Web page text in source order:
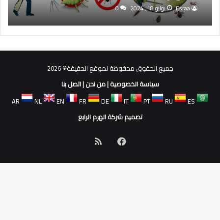
Esraa يوليو 18, 2024 0
جميع الحقوق محفوظة لموقع الحقيقة© 2026
سياسة الخصوصية|من نحن|اتصل بنا
AR
NL EN FR DE IT PT RU
ES
تصميم شركة الهرم الرابع
فيسبوك
الموقع